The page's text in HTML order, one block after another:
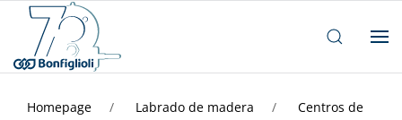
Homepage Labrado de madera
Centros de